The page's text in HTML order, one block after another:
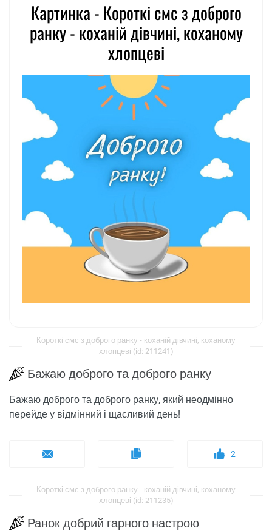
Картинка - Короткі смс з доброго
ранку - коханій дівчині, коханому
хлопцеві
Короткі смс з доброго ранку - коханій дівчині, коханому
хлопцеві (id: 211241)
Бажаю доброго та доброго ранку
Бажаю доброго та доброго ранку, який неодмінно
перейде у відмінний і щасливий день!
2
Короткі смс з доброго ранку - коханій дівчині, коханому
хлопцеві (id: 211235)
Ранок добрий гарного настрою